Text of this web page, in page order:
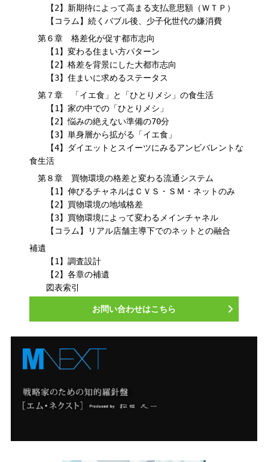
【2】新期待によって高まる支払意思額（ＷＴＰ）
【コラム】続くバブル後、少子化世代の嫌消費
第６章 格差化が促す都市志向
【1】変わる住まい方パターン
【2】格差を背景にした大都市志向
【3】住まいに求めるステータス
第７章 「イエ食」と「ひとりメシ」の食生活
【1】家の中での「ひとりメシ」
【2】悩みの絶えない準備の70分
【3】単身層から拡がる「イエ食」
【4】ダイエットとスイーツにみるアンビバレントな
食生活
第８章 買物環境の格差と変わる流通システム
【1】伸びるチャネルはＣＶＳ・ＳＭ・ネットのみ
【2】買物環境の地域格差
【3】買物環境によって変わるメインチャネル
【コラム】リアル店舗主導下でのネットとの融合
補遺
【1】調査設計
【2】各章の補遺
図表索引
お問い合わせはこちら